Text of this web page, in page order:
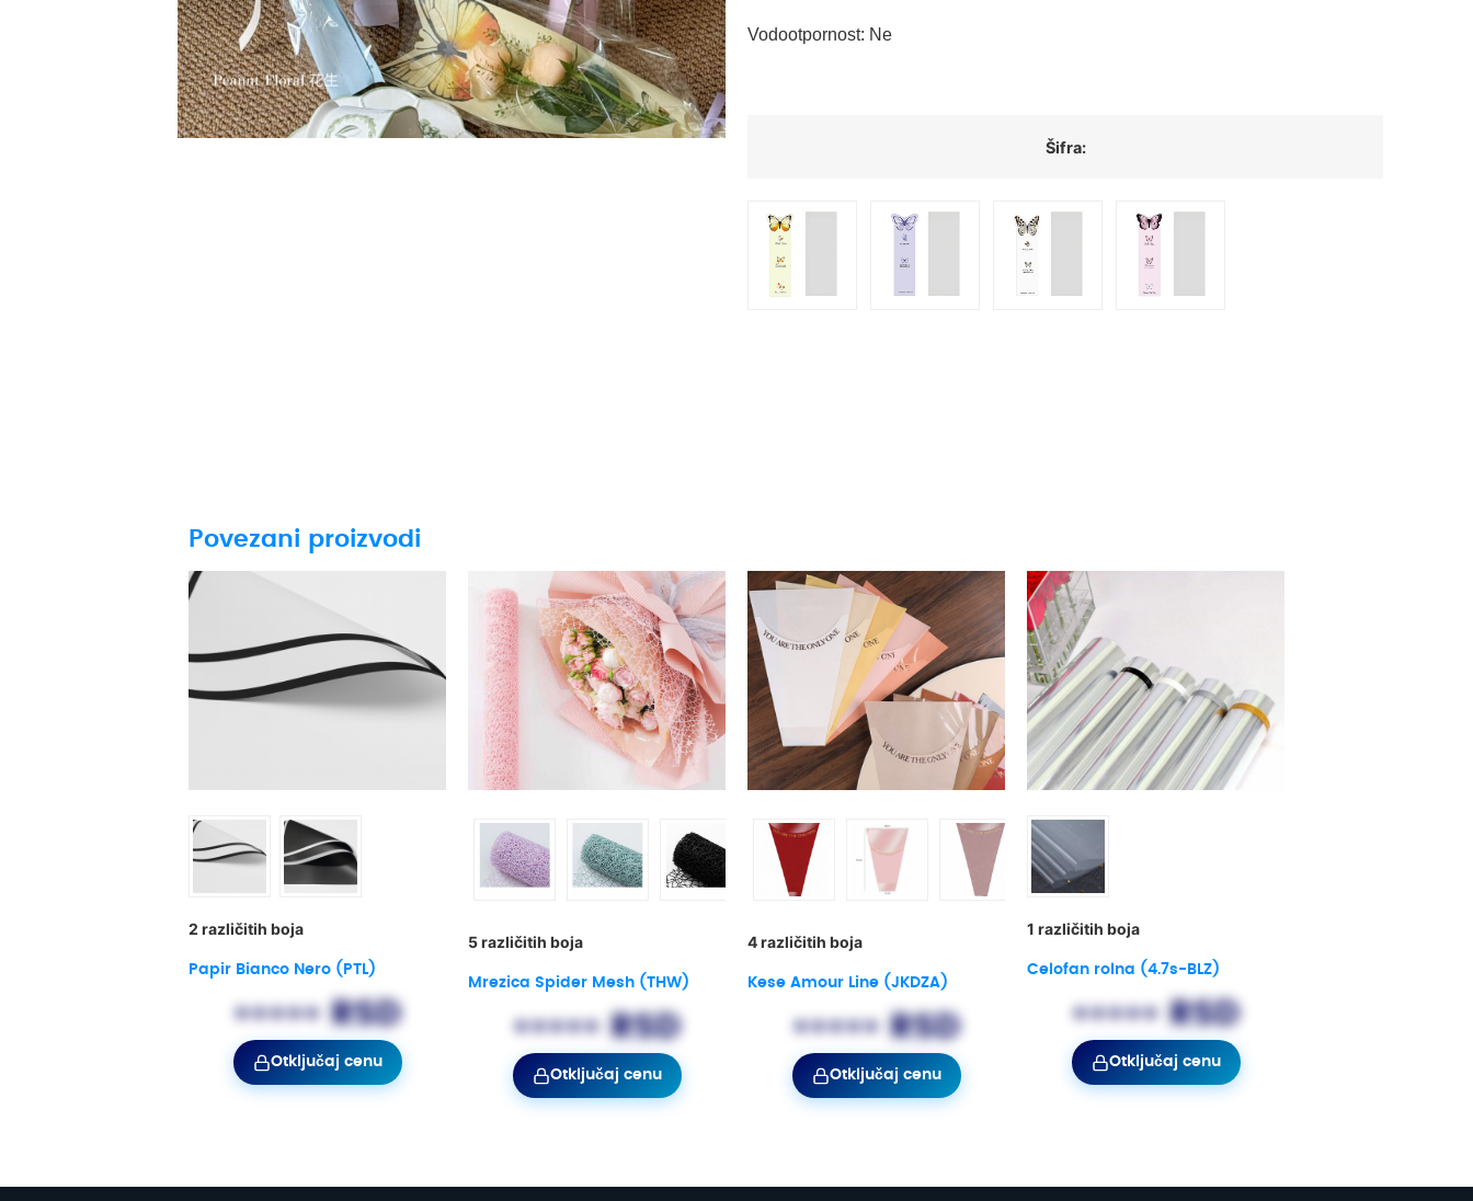
Vodootpornost: Ne
Šifra:
Povezani proizvodi
2 različitih boja
Papir Bianco Nero (PTL)
••••• RSD
Otključaj cenu
5 različitih boja
Mrezica Spider Mesh (THW)
••••• RSD
Otključaj cenu
4 različitih boja
Kese Amour Line (JKDZA)
••••• RSD
Otključaj cenu
1 različitih boja
Celofan rolna (4.7s-BLZ)
••••• RSD
Otključaj cenu